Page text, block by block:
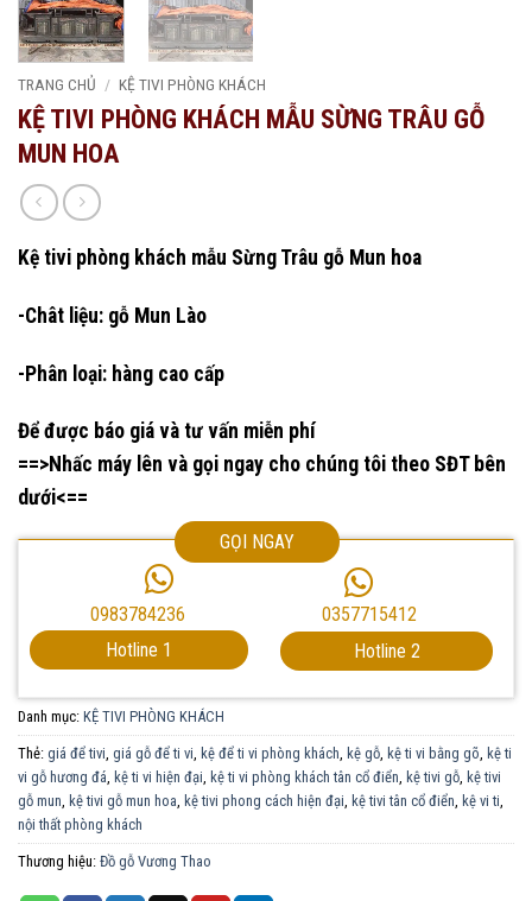
TRANG CHỦ / KỆ TIVI PHÒNG KHÁCH
KỆ TIVI PHÒNG KHÁCH MẪU SỪNG TRÂU GỖ
MUN HOA
Kệ tivi phòng khách mẫu Sừng Trâu gỗ Mun hoa
-Chât liệu: gỗ Mun Lào
-Phân loại: hàng cao cấp
Để được báo giá và tư vấn miễn phí
==>Nhấc máy lên và gọi ngay cho chúng tôi theo SĐT bên
dưới<==
GỌI NGAY
0983784236
Hotline 1
0357715412
Hotline 2
Danh mục: KỆ TIVI PHÒNG KHÁCH
Thẻ: giá để tivi, giá gỗ để ti vi, kệ để ti vi phòng khách, kệ gỗ, kệ ti vi bằng gõ, kệ ti
vi gỗ hương đá, kệ ti vi hiện đại, kệ ti vi phòng khách tân cổ điển, kệ tivi gỗ, kệ tivi
gỗ mun, kệ tivi gỗ mun hoa, kệ tivi phong cách hiện đại, kệ tivi tân cổ điển, kệ vi ti,
nội thất phòng khách
Thương hiệu: Đồ gỗ Vương Thao